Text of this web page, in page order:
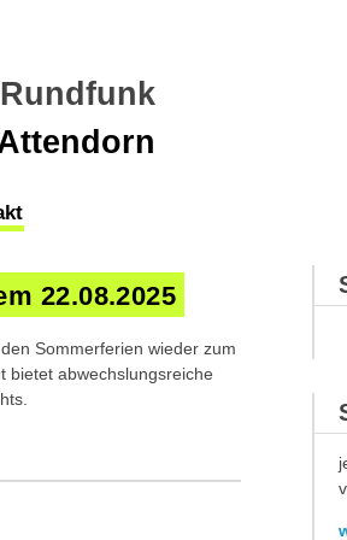
22.08.2025
Sommerferien wieder zum
bietet abwechslungsreiche